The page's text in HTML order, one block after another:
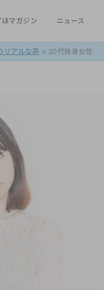
ほマガジン ニュース
リアルな声 > 20代独身女性